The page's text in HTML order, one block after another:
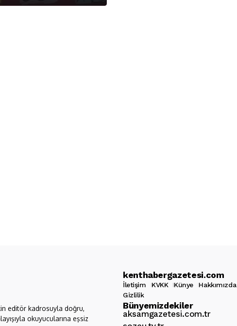
editör kadrosuyla doğru,
okuyucularına eşsiz
kenthabergazetesi.com
İletişim KVKK Künye Hakkımızda
Gizlilik
Bünyemizdekiler
aksamgazetesi.com.tr